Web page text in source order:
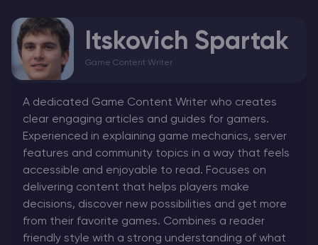
Itskovich Spartak
Game Content Writer
A dedicated Game Content Writer who creates
clear engaging articles and guides for gamers.
Experienced in explaining game mechanics, server
features and community topics in a way that feels
accessible and enjoyable to read. Focuses on
delivering content that helps players make
decisions, discover new possibilities and get more
from their favorite games. Combines a reader
friendly style with a strong understanding of what